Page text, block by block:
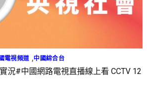
電視頻道 ,中國綜合台
況#中國網路電視直播線上看 CCTV 12